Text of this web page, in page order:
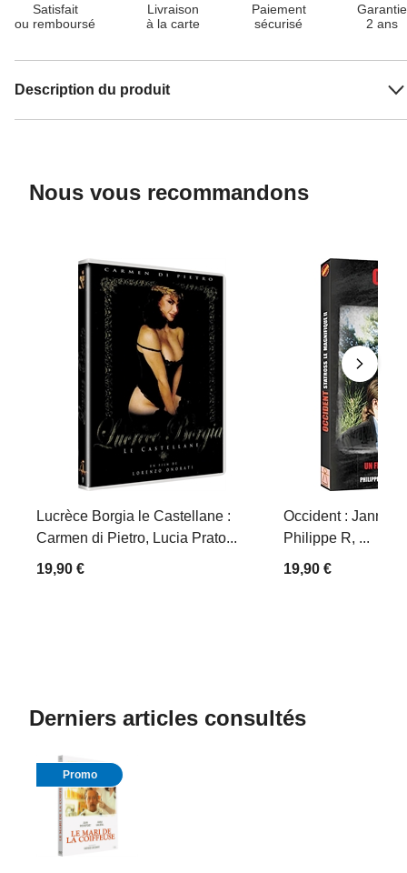
Satisfait
ou remboursé
Livraison
à la carte
Paiement
sécurisé
Garantie
2 ans
Description du produit
Nous vous recommandons
Lucrèce Borgia le Castellane :
Carmen di Pietro, Lucia Prato...
19,90 €
Occident : Jann
Philippe R, ...
19,90 €
Derniers articles consultés
Promo